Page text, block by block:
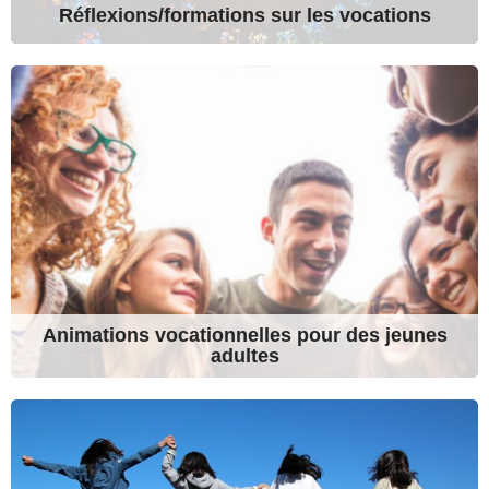
Réflexions/formations sur les vocations
Animations vocationnelles pour des jeunes
adultes